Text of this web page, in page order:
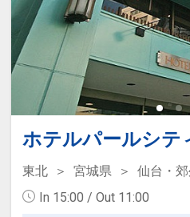
ホテルパールシテ
東北 宮城県 仙台・
In 15:00 / Out 11:00